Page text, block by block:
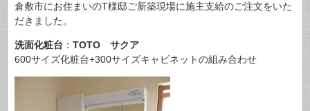
倉敷市にお住まいのT様邸ご新築現場に施主支給のご注文をいた
だきました。
洗面化粧台 ： TOTO
サクア
600サイズ化粧台+300サイズキャビネットの組み合わせ